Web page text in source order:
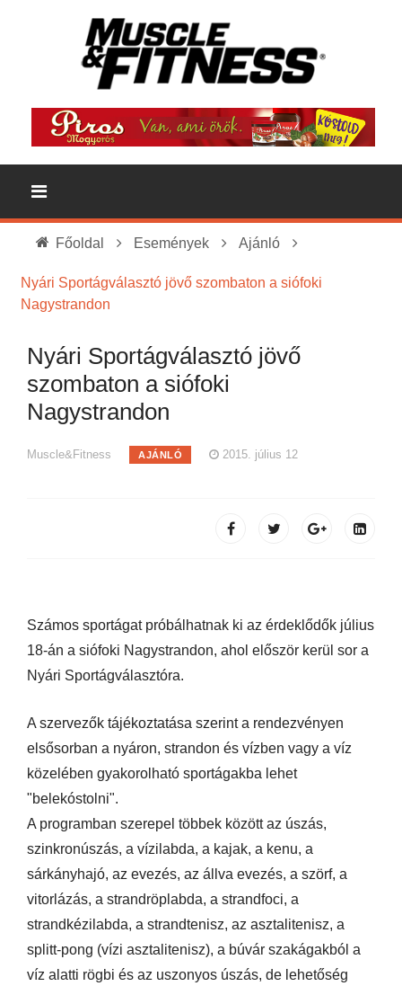
Főoldal Események Ajánló
Nyári Sportágválasztó jövő szombaton a siófoki
Nagystrandon
Nyári Sportágválasztó jövő
szombaton a siófoki
Nagystrandon
Muscle&Fitness AJÁNLÓ 2015. július 12
Számos sportágat próbálhatnak ki az érdeklődők július
18-án a siófoki Nagystrandon, ahol először kerül sor a
Nyári Sportágválasztóra.
A szervezők tájékoztatása szerint a rendezvényen
elsősorban a nyáron, strandon és vízben vagy a víz
közelében gyakorolható sportágakba lehet
"belekóstolni".
A programban szerepel többek között az úszás,
szinkronúszás, a vízilabda, a kajak, a kenu, a
sárkányhajó, az evezés, az állva evezés, a szörf, a
vitorlázás, a strandröplabda, a strandfoci, a
strandkézilabda, a strandtenisz, az asztalitenisz, a
splitt-pong (vízi asztalitenisz), a búvár szakágakból a
víz alatti rögbi és az uszonyos úszás, de lehetőség